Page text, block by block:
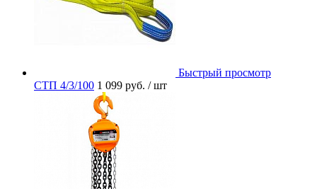
Быстрый просмотр
СТП 4/3/100 1 099 руб. / шт